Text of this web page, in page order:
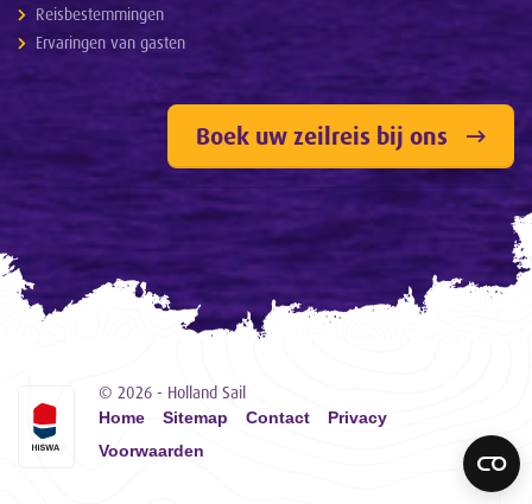
Reisbestemmingen
Ervaringen van gasten
Boek uw zeilreis bij ons
© 2026 - Holland Sail
Home Sitemap Contact
Privacy
Voorwaarden